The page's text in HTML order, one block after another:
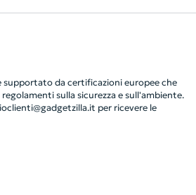
da certificazioni europee che
sulla sicurezza e sull'ambiente.
per ricevere le